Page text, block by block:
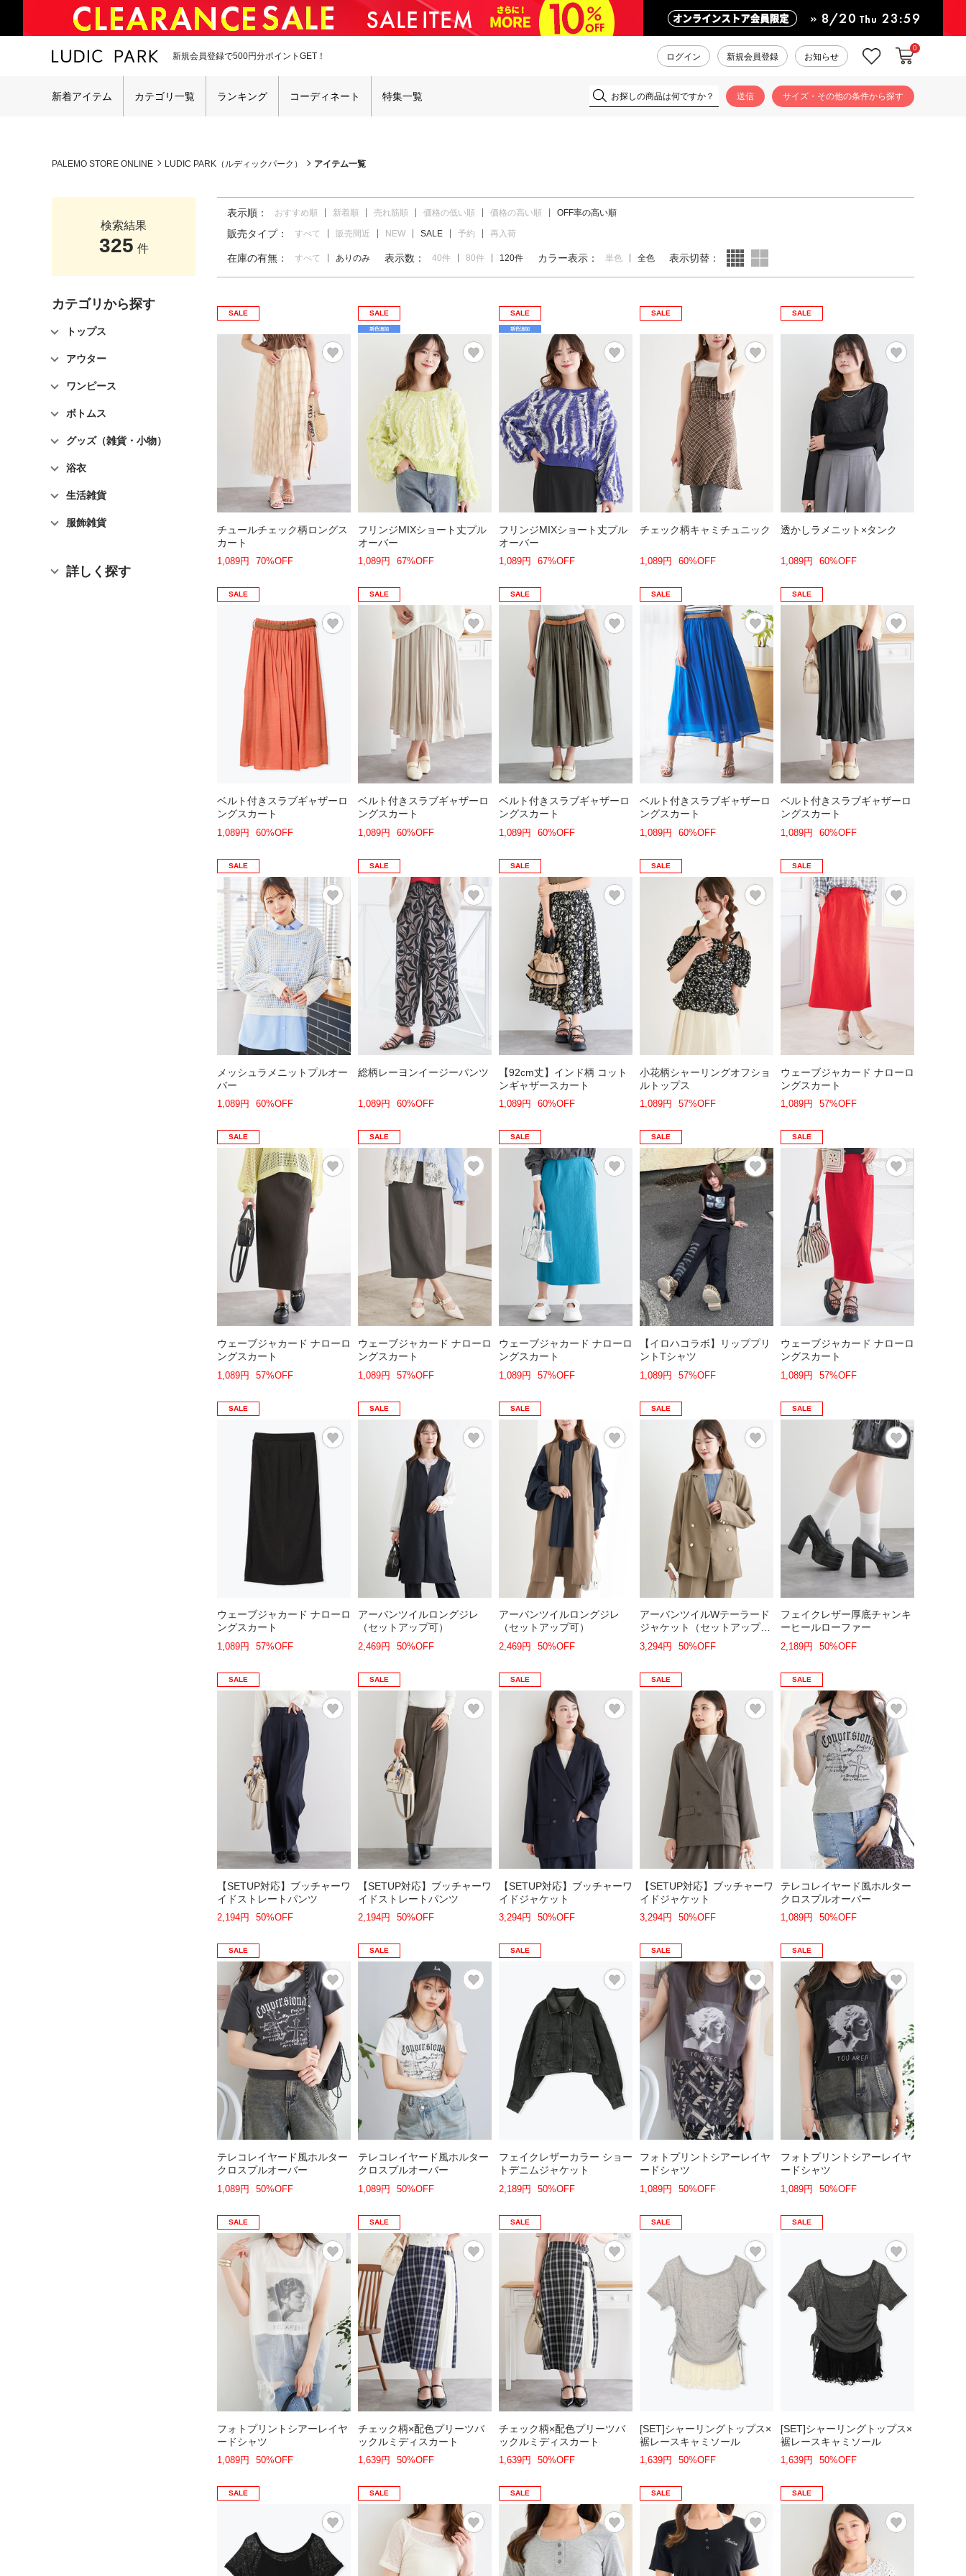
新規会員登録で500円分ポイントGET！ ログイン 新規会員登録 お知らせ お気に入りカートに入
0
新着アイテム カテゴリ一覧 ランキング コーディネート 特集一覧 サイズ・その他の条件から探す
PALEMO STORE ONLINE LUDIC PARK（ルディックパーク） アイテム一覧
検索結果
325 件
カテゴリから探す
トップス
アウター
ワンピース
ボトムス
グッズ（雑貨・小物）
浴衣
生活雑貨
服飾雑貨
詳しく探す
表示順： おすすめ順 新着順 売れ筋順 価格の低い順 価格の高い順 OFF率の高い順
販売タイプ： すべて 販売間近 NEW SALE 予約 再入荷
在庫の有無： すべて ありのみ 表示数： 40件 80件 120件 カラー表示： 単色 全色 表示切替：
SALE
チュールチェック柄ロングス
カート
1,089円 70%OFF
SALE
フリンジMIXショート丈プル
オーバー
1,089円 67%OFF
SALE
フリンジMIXショート丈プル
オーバー
1,089円 67%OFF
SALE
チェック柄キャミチュニック
1,089円 60%OFF
SALE
透かしラメニット×タンク
1,089円 60%OFF
SALE
ベルト付きスラブギャザーロ
ングスカート
1,089円 60%OFF
SALE
ベルト付きスラブギャザーロ
ングスカート
1,089円 60%OFF
SALE
ベルト付きスラブギャザーロ
ングスカート
1,089円 60%OFF
SALE
ベルト付きスラブギャザーロ
ングスカート
1,089円 60%OFF
SALE
ベルト付きスラブギャザーロ
ングスカート
1,089円 60%OFF
SALE
メッシュラメニットプルオー
バー
1,089円 60%OFF
SALE
総柄レーヨンイージーパンツ
1,089円 60%OFF
SALE
【92cm丈】インド柄 コット
ンギャザースカート
1,089円 60%OFF
SALE
小花柄シャーリングオフショ
ルトップス
1,089円 57%OFF
SALE
ウェーブジャカード ナローロ
ングスカート
1,089円 57%OFF
SALE
ウェーブジャカード ナローロ
ングスカート
1,089円 57%OFF
SALE
ウェーブジャカード ナローロ
ングスカート
1,089円 57%OFF
SALE
ウェーブジャカード ナローロ
ングスカート
1,089円 57%OFF
SALE
【イロハコラボ】リッププリ
ントTシャツ
1,089円 57%OFF
SALE
ウェーブジャカード ナローロ
ングスカート
1,089円 57%OFF
SALE
ウェーブジャカード ナローロ
ングスカート
1,089円 57%OFF
SALE
アーバンツイルロングジレ
（セットアップ可）
2,469円 50%OFF
SALE
アーバンツイルロングジレ
（セットアップ可）
2,469円 50%OFF
SALE
アーバンツイルWテーラード
ジャケット（セットアップ
可）
3,294円 50%OFF
SALE
フェイクレザー厚底チャンキ
ーヒールローファー
2,189円 50%OFF
SALE
【SETUP対応】ブッチャーワ
イドストレートパンツ
2,194円 50%OFF
SALE
【SETUP対応】ブッチャーワ
イドストレートパンツ
2,194円 50%OFF
SALE
【SETUP対応】ブッチャーワ
イドジャケット
3,294円 50%OFF
SALE
【SETUP対応】ブッチャーワ
イドジャケット
3,294円 50%OFF
SALE
テレコレイヤード風ホルター
クロスプルオーバー
1,089円 50%OFF
SALE
テレコレイヤード風ホルター
クロスプルオーバー
1,089円 50%OFF
SALE
テレコレイヤード風ホルター
クロスプルオーバー
1,089円 50%OFF
SALE
フェイクレザーカラー ショー
トデニムジャケット
2,189円 50%OFF
SALE
フォトプリントシアーレイヤ
ードシャツ
1,089円 50%OFF
SALE
フォトプリントシアーレイヤ
ードシャツ
1,089円 50%OFF
SALE
フォトプリントシアーレイヤ
ードシャツ
1,089円 50%OFF
SALE
チェック柄×配色プリーツバ
ックルミディスカート
1,639円 50%OFF
SALE
チェック柄×配色プリーツバ
ックルミディスカート
1,639円 50%OFF
SALE
[SET]シャーリングトップス×
裾レースキャミソール
1,639円 50%OFF
SALE
[SET]シャーリングトップス×
裾レースキャミソール
1,639円 50%OFF
SALE SALE SALE SALE SALE